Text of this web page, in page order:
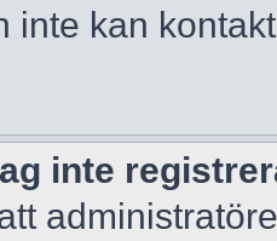
inte kan
inte